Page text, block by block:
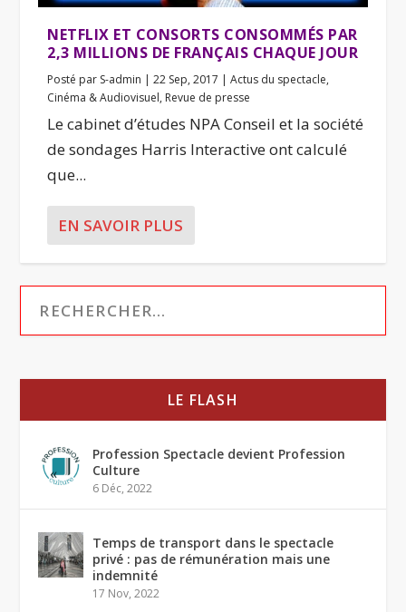
NETFLIX ET CONSORTS CONSOMMÉS PAR
2,3 MILLIONS DE FRANÇAIS CHAQUE JOUR
Posté par S-admin |22 Sep, 2017 |Actus du spectacle,
Cinéma & Audiovisuel, Revue de presse
Le cabinet d’études NPA Conseil et la société
de sondages Harris Interactive ont calculé
que...
EN SAVOIR PLUS
LE FLASH
Profession Spectacle devient Profession
Culture
6 Déc, 2022
Temps de transport dans le spectacle
privé : pas de rémunération mais une
indemnité
17 Nov, 2022